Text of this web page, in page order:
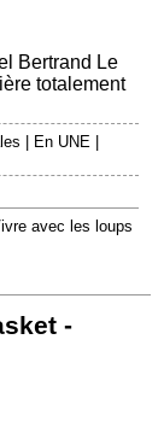
Bertrand Le
totalement
En UNE
avec les loups
-